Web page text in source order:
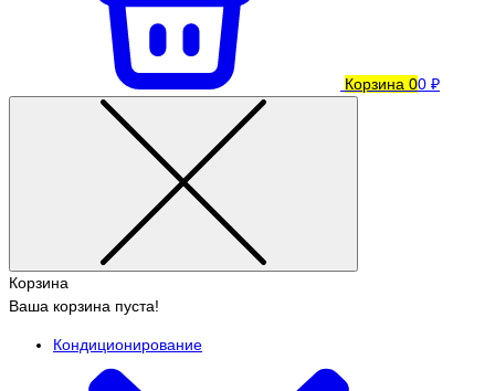
Корзина 00 ₽
Корзина
Ваша корзина пуста!
Кондиционирование